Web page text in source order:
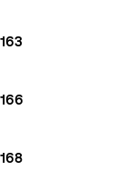
163
166
168